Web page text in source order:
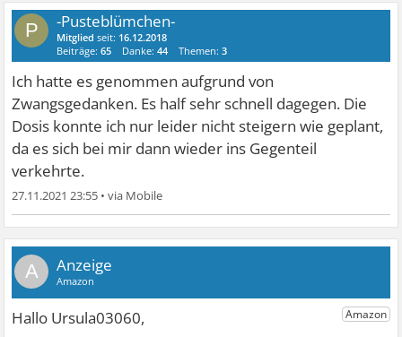
P -Pusteblümchen-
Mitglied seit: 16.12.2018
Beiträge:65 Danke:44 Themen:3
Ich hatte es genommen aufgrund von
Zwangsgedanken. Es half sehr schnell dagegen. Die
Dosis konnte ich nur leider nicht steigern wie geplant,
da es sich bei mir dann wieder ins Gegenteil
verkehrte.
27.11.2021 23:55 •
A